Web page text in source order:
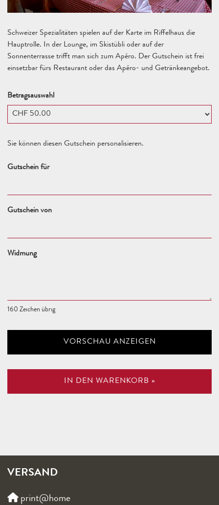
Schweizer Spezialitäten spielen auf der Karte im Riffelhaus die
Hauptrolle. In der Lounge, im Skistübli oder auf der
Sonnenterrasse trifft man sich zum Apéro. Der Gutschein ist frei
einsetzbar fürs Restaurant oder das Apéro- und Getränkeangebot.
Betragsauswahl
Sie können diesen Gutschein personalisieren.
Gutschein für
Gutschein von
Widmung
160 Zeichen übrig
VORSCHAU ANZEIGEN
IN DEN WARENKORB »
VERSAND
print@home